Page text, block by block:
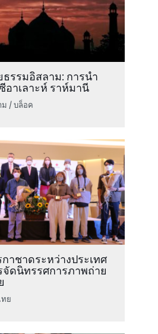
รรมอิสลาม: การนำ
อาเลาะห์ ราห์มานี
ม / บล็อค
าชาดระหว่างประเทศ
ดนิทรรศการภาพถ่าย
ทย